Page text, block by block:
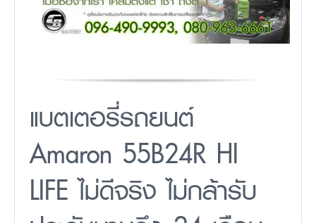
แบตเตอรี่รถยนต์
Amaron 55B24R HI
LIFE ไม่ดีจริง ไม่กล้ารับ